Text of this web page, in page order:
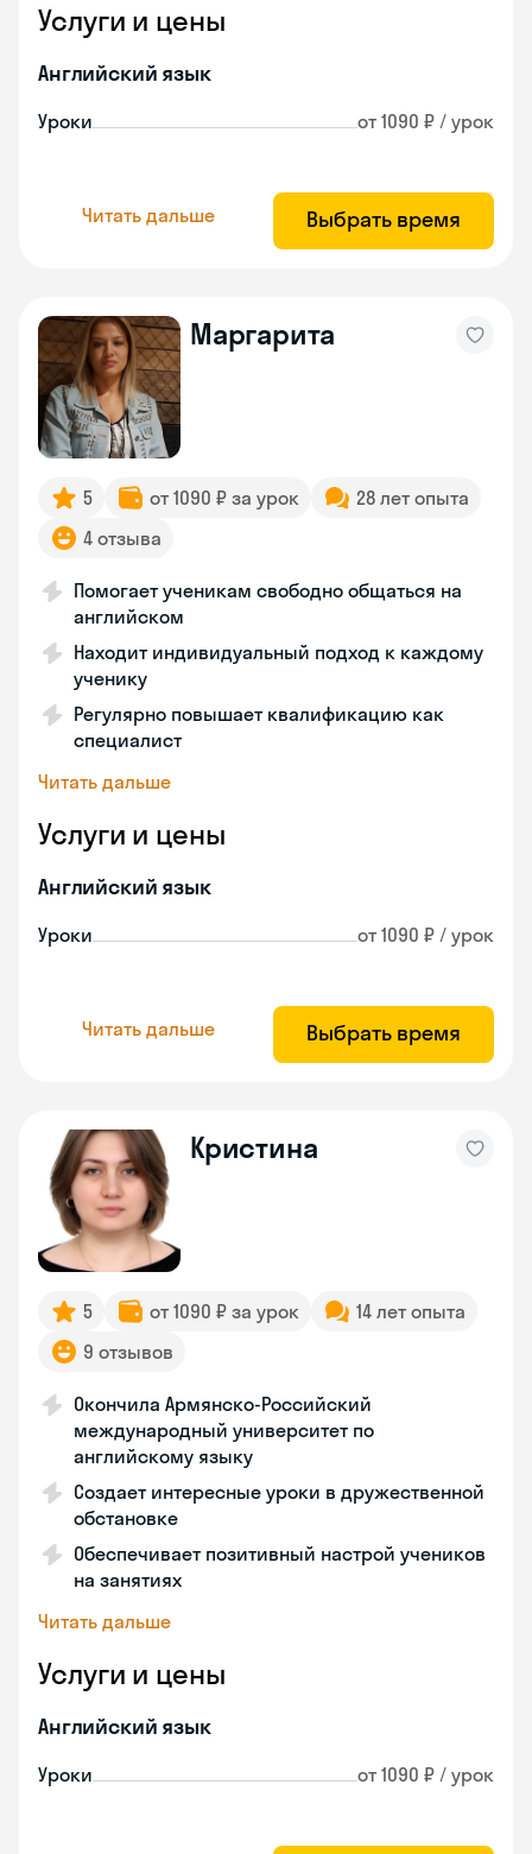
Услуги и цены
Английский язык
Уроки от 1090 ₽ / урок
Читать дальше Выбрать время
Маргарита
5 от 1090 ₽ за урок
28 лет опыта
4 отзыва
Помогает ученикам свободно общаться на
английском
Находит индивидуальный подход к каждому
ученику
Регулярно повышает квалификацию как
специалист
Читать дальше
Услуги и цены
Английский язык
Уроки от 1090 ₽ / урок
Читать дальше Выбрать время
Кристина
5 от 1090 ₽ за урок
14 лет опыта
9 отзывов
Окончила Армянско-Российский
международный университет по
английскому языку
Создает интересные уроки в дружественной
обстановке
Обеспечивает позитивный настрой учеников
на занятиях
Читать дальше
Услуги и цены
Английский язык
Уроки от 1090 ₽ / урок